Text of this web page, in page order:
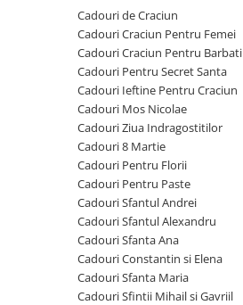
Cadouri Fete
Pentru Copilul din tine
Cadouri Haioase
Cadouri de Casa Noua
Cadouri Majorat
Cadouri pentru Nasi
Cadouri pentru Bunici
Cadouri pentru Prieteni
Cadouri pentru Sefi
Cel ce are tot
Cadouri Nunta si Cununie civila
Cani si Termosuri
Jocuri si Puzzle
Produse pentru Calatorie
Seturi de caligrafie
Cadouri Sfantul Alexandru
Cadouri Sfanta Ana
Cadouri Constantin si Elena
Cadouri Sfanta Maria
Cadouri Sfintii Mihail si Gavriil
Cadouri de Craciun
Cadouri Craciun Pentru Femei
Cadouri Craciun Pentru Barbati
Cadouri Pentru Secret Santa
Cadouri Ieftine Pentru Craciun
Cadouri Mos Nicolae
Cadouri Ziua Indragostitilor
Cadouri 8 Martie
Cadouri Pentru Florii
Cadouri Pentru Paste
Cadouri Sfantul Andrei
Cadouri Sfantul Alexandru
Cadouri Sfanta Ana
Cadouri Constantin si Elena
Cadouri Sfanta Maria
Cadouri Sfintii Mihail si Gavriil